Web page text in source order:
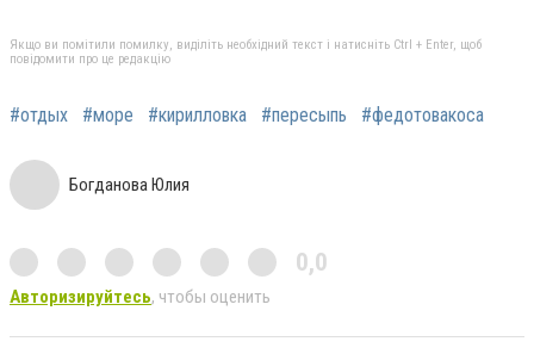
Якщо ви помітили помилку, виділіть необхідний текст і натисніть Ctrl + Enter, щоб
повідомити про це редакцію
#отдых #море #кирилловка #пересыпь #федотовакоса
Богданова Юлия
0,0
Авторизируйтесь, чтобы оценить